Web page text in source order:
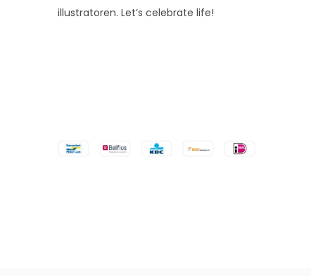
illustratoren. Let’s celebrate life!